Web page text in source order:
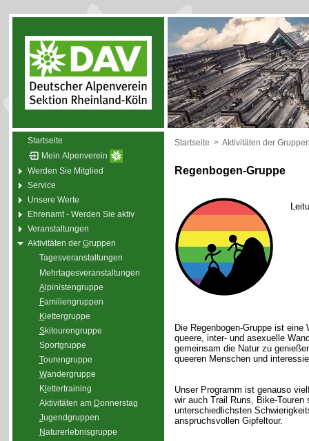
Startseite
Mein Alpenverein
Werden Sie Mitglied
Service
Unsere Werte
Ehrenamt - Werden Sie aktiv
Veranstaltungen
Aktivitäten der Gruppen
Tagesveranstaltungen
Mehrtagesveranstaltungen
Alpinistengruppe
Familiengruppen
Klettergruppe
Skitourengruppe
Sportgruppe
Tourengruppe
Wandergruppe
Kl ettertraining
Aktivitäten am Donnerstag
Jugendgruppen
Naturerlebnisgruppe
Startseite > Aktivitäten der
Regenbogen-Gruppe
Die Regenbogen-Gruppe ist
queere, inter- und asexuelle
gemeinsam die Natur zu
queeren Menschen und
Unser Programm ist genauso
wir auch Trail Runs, Bike-Touren
unterschiedlichsten
anspruchsvollen Gipfeltour.